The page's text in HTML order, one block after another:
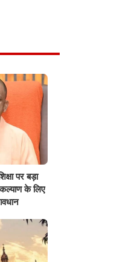
पर बड़ा
के लिए